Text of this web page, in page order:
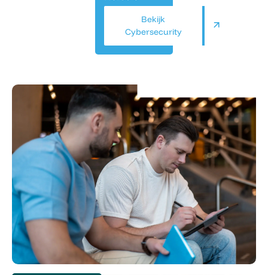
blijven.
Bekijk
Cybersecurity